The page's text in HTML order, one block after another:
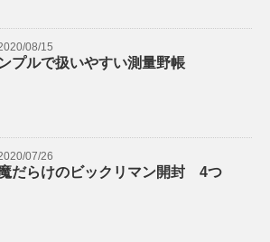
08/15
プルで扱いやすい測量野帳
07/26
だらけのビックリマン開封 4つ